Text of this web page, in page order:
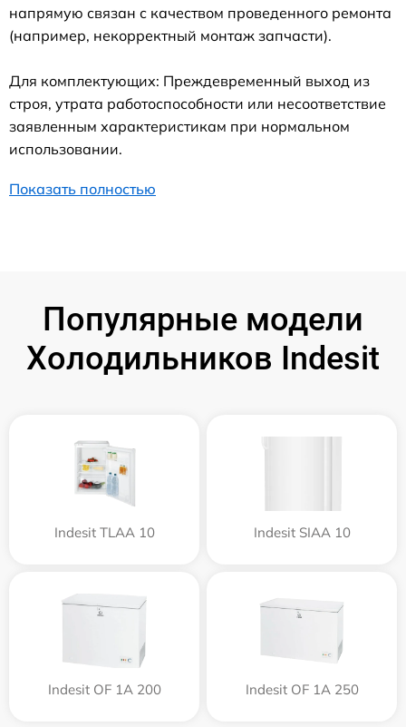
напрямую связан с качеством проведенного ремонта
(например, некорректный монтаж запчасти).
Для комплектующих: Преждевременный выход из
строя, утрата работоспособности или несоответствие
заявленным характеристикам при нормальном
использовании.
Показать полностью
Популярные модели
Холодильников Indesit
Indesit TLAA 10 Indesit SIAA 10
Indesit OF 1A 200 Indesit OF 1A 250